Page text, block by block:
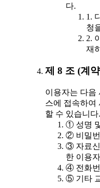
다.
1.
청
2.
재
제 8 조 (계
이용자는 다음
스에 접속하여
할 수 있습니다.
① 성명
② 비밀
③ 자료신
한 이용
④ 전화번
⑤ 기타